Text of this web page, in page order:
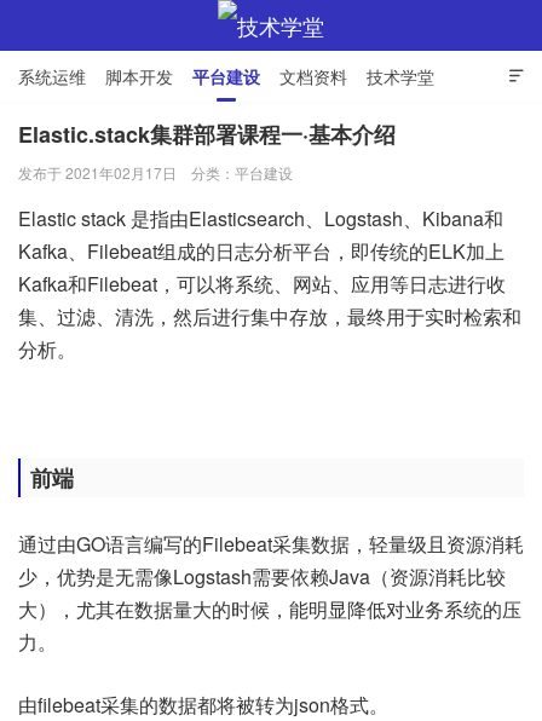

系统运维 脚本开发 平台建设 文档资料 技术学堂
Elastic.stack集群部署课程一·基本介绍
发布于 2021年02月17日 分类： 平台建设
Elastic stack 是指由Elasticsearch、Logstash、Kibana和
Kafka、Filebeat组成的日志分析平台，即传统的ELK加上
Kafka和Filebeat，可以将系统、网站、应用等日志进行收
集、过滤、清洗，然后进行集中存放，最终用于实时检索和
分析。
前端
通过由GO语言编写的Filebeat采集数据，轻量级且资源消耗
少，优势是无需像Logstash需要依赖Java（资源消耗比较
大），尤其在数据量大的时候，能明显降低对业务系统的压
力。
由filebeat采集的数据都将被转为json格式。